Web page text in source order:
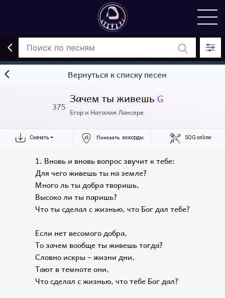
Вернуться к списку песен
375
Зачем ты живешь G
Егор и Наталия Лансере
Скачать Показать аккорды SOG online
1. Вновь и вновь вопрос звучит к тебе:
Для чего живешь ты на земле?
Много ль ты добра творишь,
Высоко ли ты паришь?
Что ты сделал с жизнью, что Бог дал тебе?
Если нет весомого добра,
То зачем вообще ты живешь тогда?
Словно искры – жизни дни,
Тают в темноте они,
Что сделал с жизнью, что тебе Бог дал?